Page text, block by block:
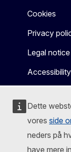
Dette
vores side
neders på
have mere
Cookies
Privacy
Legal notice
Accessibility